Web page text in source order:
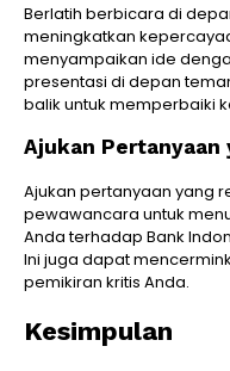
Berlatih berbicara di
meningkatkan
menyampaikan ide
presentasi di depan
balik untuk memperbaiki
Ajukan Pertanyaan
Ajukan pertanyaan yang
pewawancara untuk
Anda terhadap Bank
Ini juga dapat
pemikiran kritis Anda.
Kesimpulan